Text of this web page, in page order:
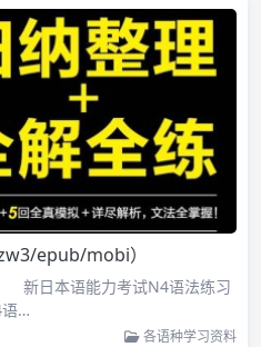
epub/mobi）
新日本语能力考试N4语法练习
语…
各语种学习资料